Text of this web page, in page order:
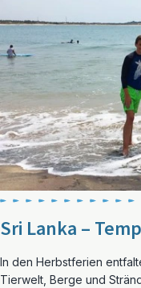
Sri Lanka –
In den Herbstferien
Tierwelt, Berge und